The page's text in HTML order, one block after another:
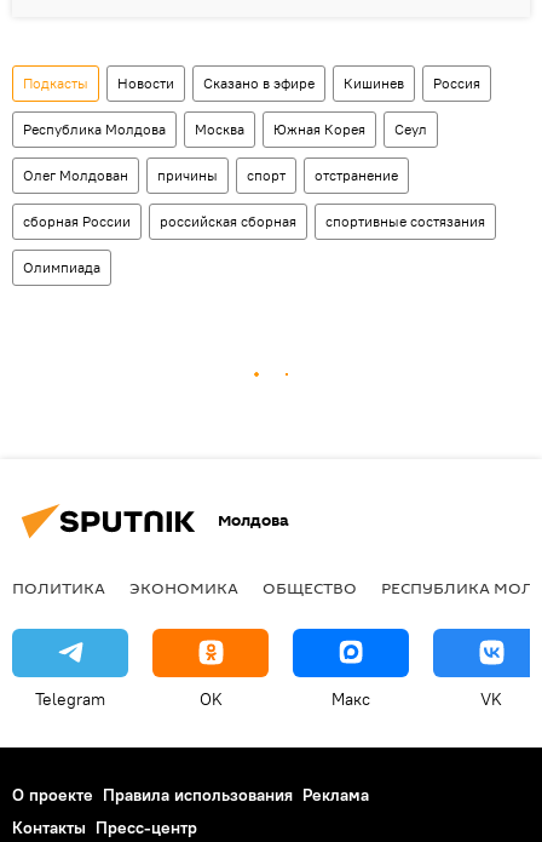
Подкасты Новости Сказано в эфире Кишинев Россия
Республика Молдова Москва Южная Корея Сеул
Олег Молдован причины спорт отстранение
сборная России российская сборная спортивные состязания
Олимпиада
Молдова
ПОЛИТИКА ЭКОНОМИКА ОБЩЕСТВО РЕСПУБЛИКА
Telegram OK Макс VK
О проекте Правила использования Реклама
Контакты Пресс-центр